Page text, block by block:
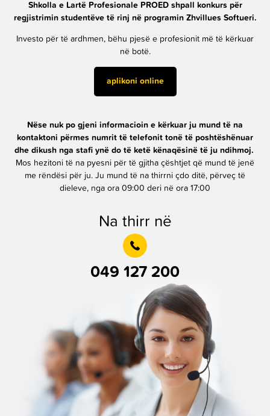
Shkolla e Lartë Profesionale PROED shpall konkurs për
regjistrimin studentëve të rinj në programin Zhvillues Softueri.
Investo për të ardhmen, bëhu pjesë e profesionit më të kërkuar
në botë.
aplikoni online
Nëse nuk po gjeni informacioin e kërkuar ju mund të na
kontaktoni përmes numrit të telefonit tonë të poshtëshënuar
dhe dikush nga stafi ynë do të ketë kënaqësinë të ju ndihmoj.
Mos hezitoni të na pyesni për të gjitha çështjet që mund të jenë
me rëndësi për ju. Ju mund të na thirrni çdo ditë, përveç të
dieleve, nga ora 09:00 deri në ora 17:00
Na thirr në
049 127 200